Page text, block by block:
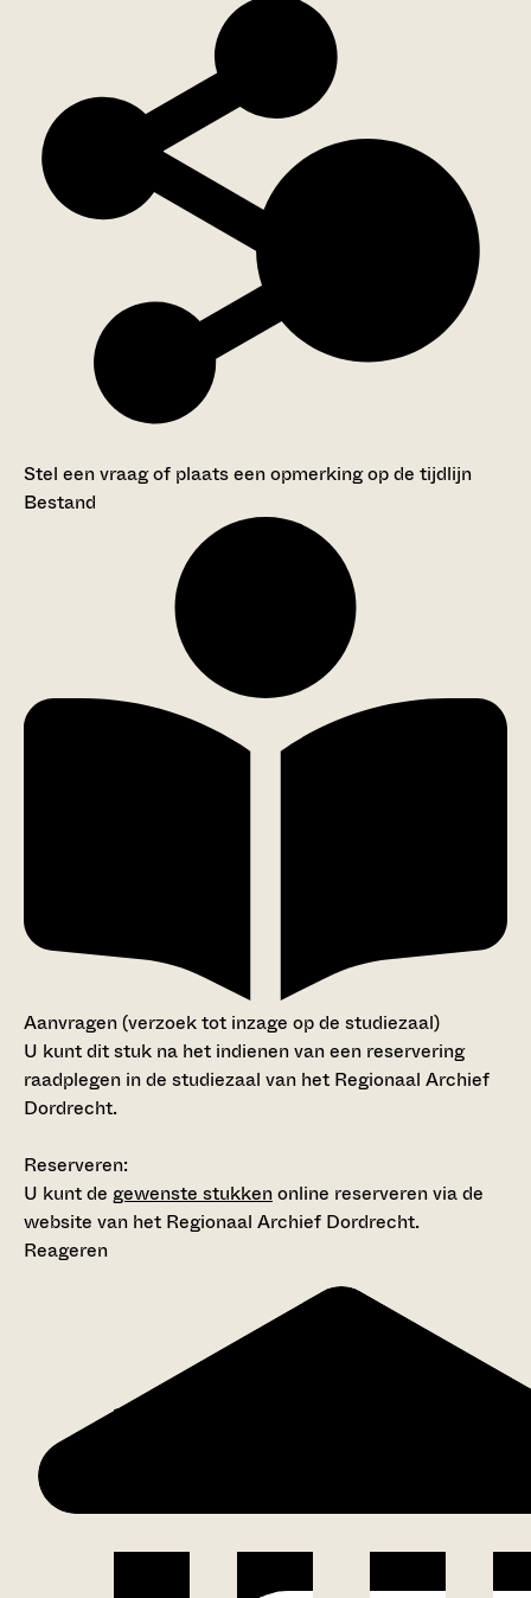
Stel een vraag of plaats een opmerking op de tijdlijn
Bestand
Aanvragen (verzoek tot inzage op de studiezaal)
U kunt dit stuk na het indienen van een reservering
raadplegen in de studiezaal van het Regionaal Archief
Dordrecht.
Reserveren:
U kunt de gewenste stukkenonline reserveren via de
website van het Regionaal Archief Dordrecht.
Reageren